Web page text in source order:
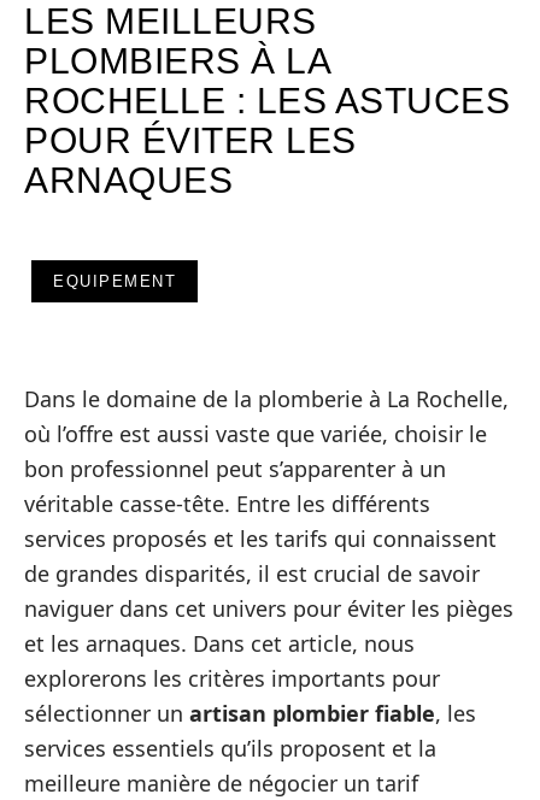
LES MEILLEURS
PLOMBIERS À LA
ROCHELLE : LES ASTUCES
POUR ÉVITER LES
ARNAQUES
EQUIPEMENT
Dans le domaine de la plomberie à La Rochelle,
où l’offre est aussi vaste que variée, choisir le
bon professionnel peut s’apparenter à un
véritable casse-tête. Entre les différents
services proposés et les tarifs qui connaissent
de grandes disparités, il est crucial de savoir
naviguer dans cet univers pour éviter les pièges
et les arnaques. Dans cet article, nous
explorerons les critères importants pour
sélectionner un artisan plombier fiable, les
services essentiels qu’ils proposent et la
meilleure manière de négocier un tarif